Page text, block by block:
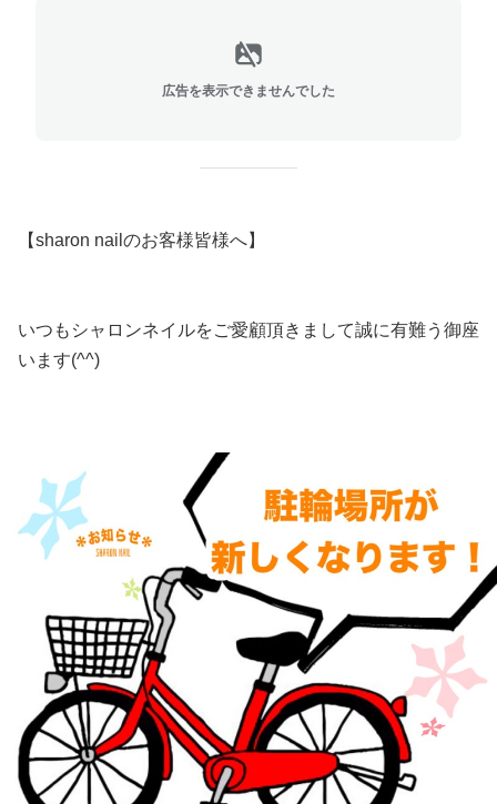
広告を表示できませんでした
【sharon nailのお客様皆様へ】
いつもシャロンネイルをご愛顧頂きまして誠に有難う御座
います(^^)